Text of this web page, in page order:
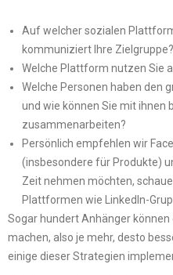
Auf welcher sozialen
kommuniziert Ihre Zielgruppe?
Welche Plattform nutzen Sie
Welche Personen haben den
und wie können Sie mit ihnen
zusammenarbeiten?
Persönlich empfehlen wir
(insbesondere für Produkte)
Zeit nehmen möchten,
Plattformen wie LinkedIn-
Sogar hundert Anhänger können
machen, also je mehr, desto
einige dieser Strategien